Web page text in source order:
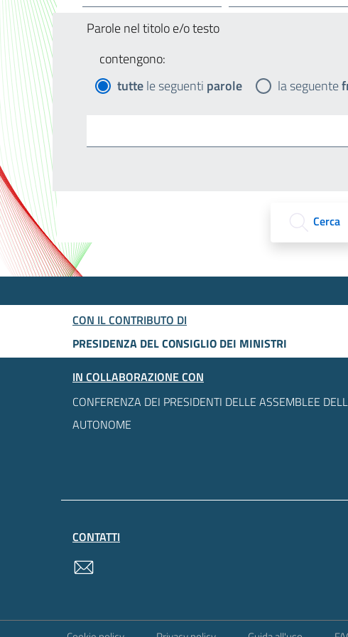
Parole nel titolo e/o testo
contengono:
tuttele seguenti parole la seguente
Cerca
CON IL CONTRIBUTO DI
PRESIDENZA DEL CONSIGLIO DEI MINISTRI
IN COLLABORAZIONE CON
CONFERENZA DEI PRESIDENTI DELLE ASSEMBLEE
AUTONOME
CONTATTI